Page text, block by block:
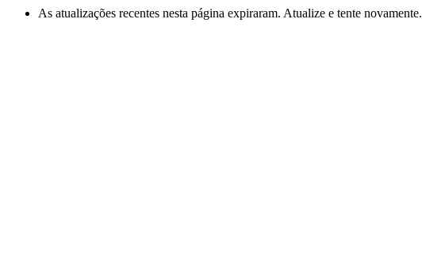
As atualizações recentes nesta página expiraram. Atualize e tente novamente.